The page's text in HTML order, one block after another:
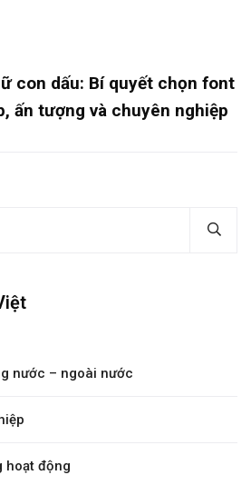
con dấu: Bí quyết chọn font
ấn tượng và chuyên nghiệp
nước – ngoài nước
hoạt động